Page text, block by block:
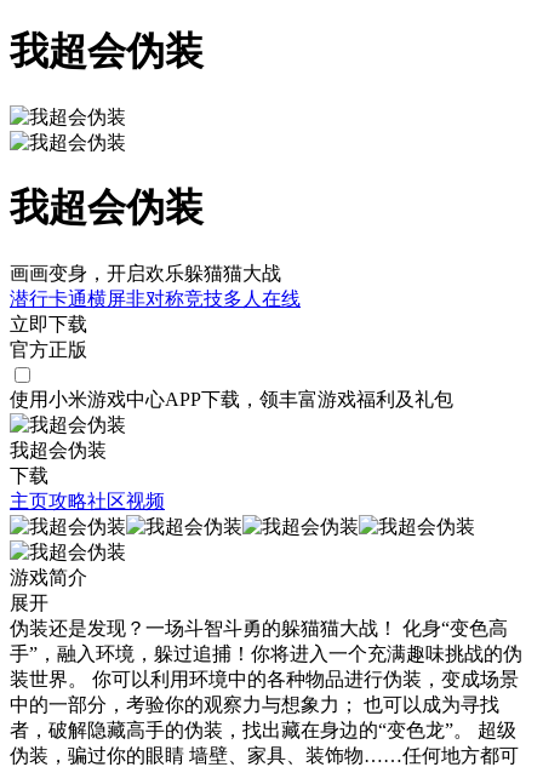
我超会伪装
我超会伪装
画画变身，开启欢乐躲猫猫大战
潜行卡通横屏非对称竞技多人在线
立即下载
官方正版
使用小米游戏中心APP下载 ，领丰富游戏福利 及礼包
我超会伪装
下载
主页攻略社区视频
游戏简介
展开
伪装还是发现？一场斗智斗勇的躲猫猫大战！ 化身“变色高
手”，融入环境，躲过追捕！你将进入一个充满趣味挑战的伪
装世界。 你可以利用环境中的各种物品进行伪装，变成场景
中的一部分，考验你的观察力与想象力； 也可以成为寻找
者，破解隐藏高手的伪装，找出藏在身边的“变色龙”。 超级
伪装，骗过你的眼睛 墙壁、家具、装饰物……任何地方都可